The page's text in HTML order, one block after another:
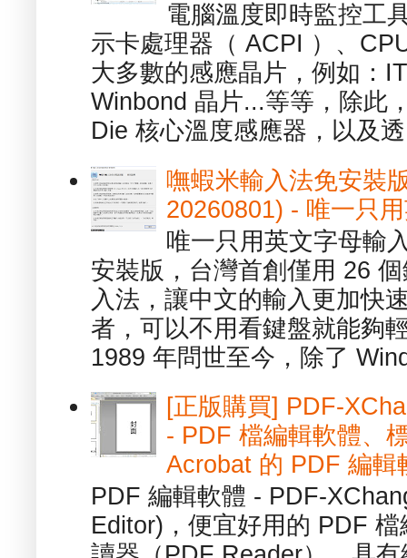
電腦溫度即時監控工
示卡處理器（ ACPI ）、
大多數的感應晶片，例如：
Winbond 晶片...等等，除此
Die 核心溫度感應器，以及
嘸蝦米輸入法免安裝
20260801) - 唯一只
唯一只用英文字母輸
安裝版，台灣首創僅用 26
入法，讓中文的輸入更加快
者，可以不用看鍵盤就能夠
1989 年問世至今，除了
[正版購買] PDF-
- PDF 檔編輯軟體、
Acrobat 的 PDF 編輯
PDF 編輯軟體 - PDF-
Editor)，便宜好用的 PDF